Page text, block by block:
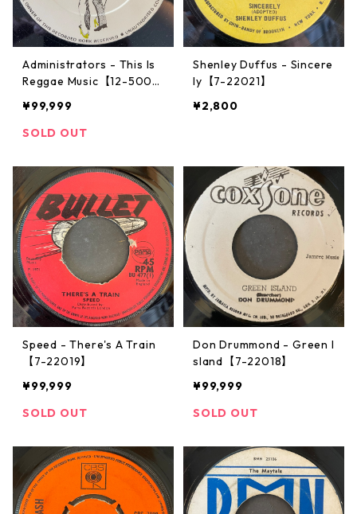
Administrators - This Is
Reggae Music【12-5007
¥99,999
SOLD OUT
Shenley Duffus - Sincere
ly【7-22021】
¥2,800
Speed - There's A Train
【7-22019】
¥99,999
SOLD OUT
Don Drummond - Green I
sland【7-22018】
¥99,999
SOLD OUT